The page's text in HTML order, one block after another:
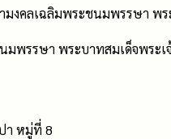
งคลเฉลิมพระชนมพรรษา พร
นมพรรษา พระบาทสมเด็จพระ
า หมู่ที่ 8